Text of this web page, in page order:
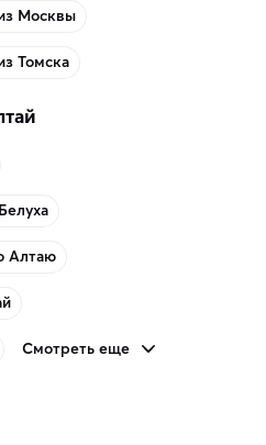
Москвы
Томска
Алтаю
Смотреть еще